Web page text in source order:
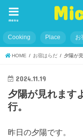
menu
Cooking Place お
HOME お宿はらだ 夕陽が
2024.11.19
夕陽が見れます
行。
昨日の夕陽です。